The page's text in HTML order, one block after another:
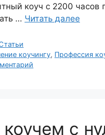
коуч с 2200
… Читать далее
коучингу, Профессия
с